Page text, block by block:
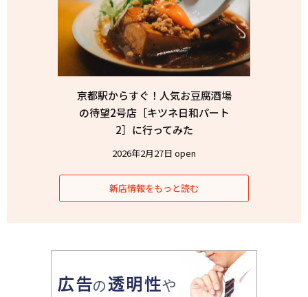
京都駅からすぐ！人気お豆腐酒場
の待望2号店［キツネ日和パート
2］に行ってみた
2026年2月27日 open
新店情報をもっと読む